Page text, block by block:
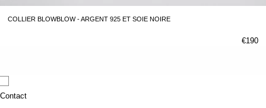
COLLIER BLOWBLOW - ARGENT 925 ET SOIE NOIRE
€190
Contact